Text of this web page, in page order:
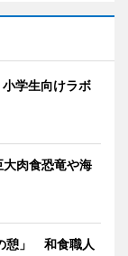
学生向けラボ
肉食恐竜や海
憩」 和食職人